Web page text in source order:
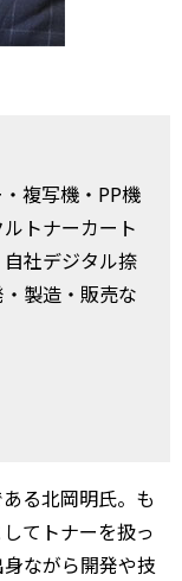
複写機・PP機
トナーカート
社デジタル捺
製造・販売な
る北岡明氏。も
てトナーを扱っ
ながら開発や技